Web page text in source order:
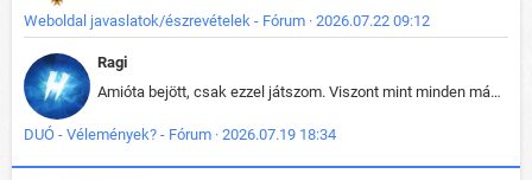
Weboldal javaslatok/észrevételek - Fórum · 2026.07.22 09:12
Ragi
Amióta bejött, csak ezzel játszom. Viszont mint minden más - akár az alapjáték is, ez is baromira összetett lett. Néha már pár kör után is esélytelen az egész. Vagy irreállisan túltápol valaki, vagy lelép a partner, vagy csak hülye mint a segg. És amikor eljönne az én időm, na akkor jön el mindenki másé is. Engem jobban érdekelne, hogy ki milyen ratingen szokott játszani. Na ez lenne egy érdekes adat.
DUÓ - Vélemények? - Fórum · 2026.07.19 18:34